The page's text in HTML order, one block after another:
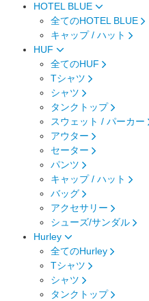
HOTEL BLUE
全てのHOTEL BLUE
キャップ / ハット
HUF
全てのHUF
Tシャツ
シャツ
タンクトップ
スウェット / パーカー
アウター
セーター
パンツ
キャップ / ハット
バッグ
アクセサリー
シューズ/サンダル
Hurley
全てのHurley
Tシャツ
シャツ
タンクトップ